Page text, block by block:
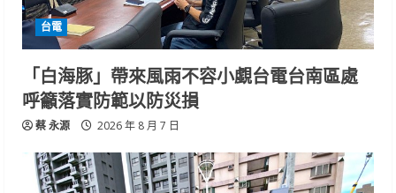
台電
「白海豚」帶來風雨不容小覷台電台南區處
呼籲落實防範以防災損
蔡 永源 2026 年 8 月 7 日